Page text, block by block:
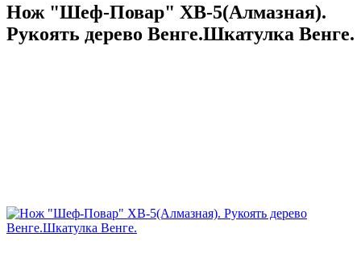
Нож "Шеф-Повар" ХВ-5(Алмазная).
Рукоять дерево Венге.Шкатулка Венге.